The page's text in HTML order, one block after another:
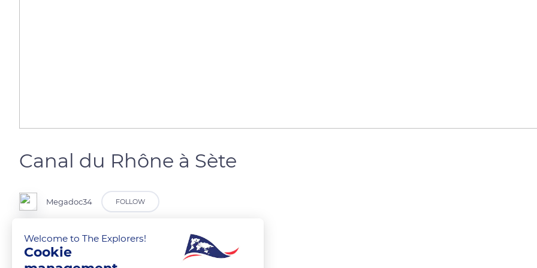
Canal du Rhône à Sète
Megadoc34 FOLLOW
Canal du Rhône à Sète
Welcome to The Explorers!
Cookie